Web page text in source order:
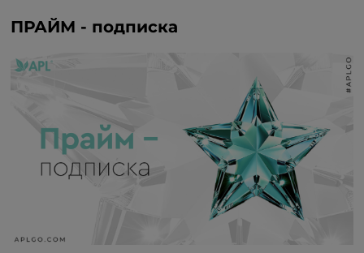
ПРАЙМ - подписка